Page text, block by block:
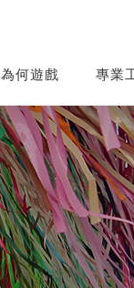
為何遊戲 專業